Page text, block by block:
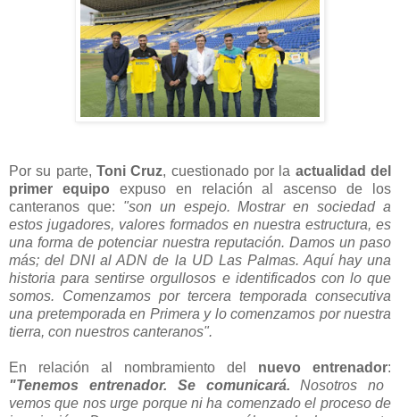
Por su parte, Toni Cruz, cuestionado por la actualidad del
primer equipo expuso en relación al ascenso de los
canteranos que: "son un espejo. Mostrar en sociedad a
estos jugadores, valores formados en nuestra estructura, es
una forma de potenciar nuestra reputación. Damos un paso
más; del DNI al ADN de la UD Las Palmas. Aquí hay una
historia para sentirse orgullosos e identificados con lo que
somos. Comenzamos por tercera temporada consecutiva
una pretemporada en Primera y lo comenzamos por nuestra
tierra, con nuestros canteranos".
En relación al nombramiento del nuevo entrenador:
"Tenemos entrenador. Se comunicará.Nosotros no
vemos que nos urge porque ni ha comenzado el proceso de